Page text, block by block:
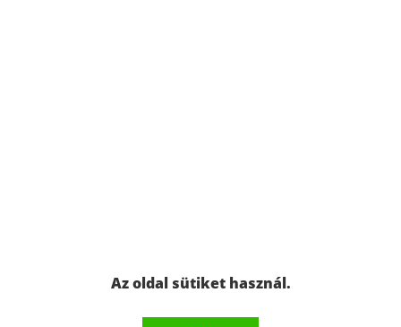
Az oldal sütiket használ.